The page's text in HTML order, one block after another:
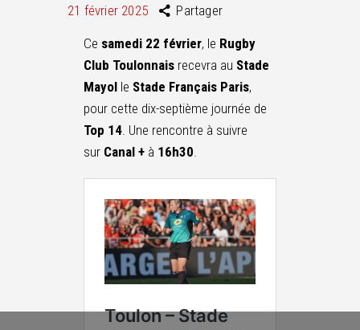
21 février 2025 Partager
Ce samedi 22 février, le Rugby
Club Toulonnais recevra au Stade
Mayol le Stade Français Paris,
pour cette dix-septième journée de
Top 14. Une rencontre à suivre
sur Canal + à 16h30.